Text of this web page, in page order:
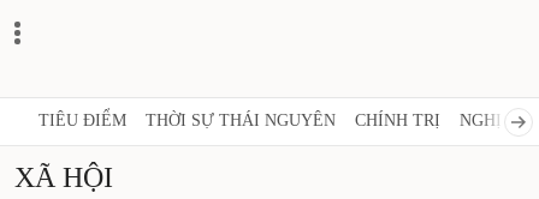
TIÊU ĐIỂM THỜI SỰ THÁI NGUYÊN CHÍNH TRỊ NGHỊ
XÃ HỘI